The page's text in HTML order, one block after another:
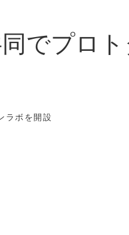
でプロ
ラボを開設